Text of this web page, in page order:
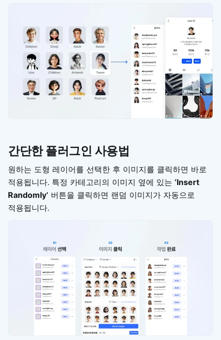
간단한 플러그인 사용법
원하는 도형 레이어를 선택한 후 이미지를 클릭하면 바로
적용됩니다. 특정 카테고리의 이미지 옆에 있는 ‘Insert
Randomly’ 버튼을 클릭하면 랜덤 이미지가 자동으로
적용됩니다.